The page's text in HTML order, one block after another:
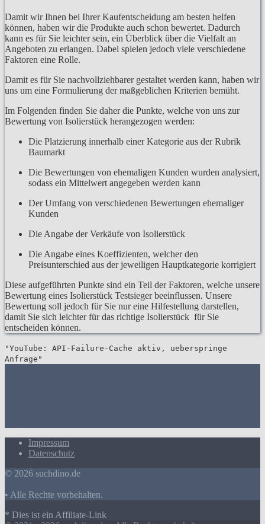
Damit wir Ihnen bei Ihrer Kaufentscheidung am besten helfen
können, haben wir die Produkte auch schon bewertet. Dadurch
kann es für Sie leichter sein, ein Überblick über die Vielfalt an
Angeboten zu erlangen. Dabei spielen jedoch viele verschiedene
Faktoren eine Rolle.
Damit es für Sie nachvollziehbarer gestaltet werden kann, haben wir
uns um eine Formulierung der maßgeblichen Kriterien bemüht.
Im Folgenden finden Sie daher die Punkte, welche von uns zur
Bewertung von Isolierstück herangezogen werden:
Die Platzierung innerhalb einer Kategorie aus der Rubrik
Baumarkt
Die Bewertungen von ehemaligen Kunden wurden analysiert,
sodass ein Mittelwert angegeben werden kann
Der Umfang von verschiedenen Bewertungen ehemaliger
Kunden
Die Angabe der Verkäufe von Isolierstück
Die Angabe eines Koeffizienten, welcher den
Preisunterschied aus der jeweiligen Hauptkategorie korrigiert
Diese aufgeführten Punkte sind ein Teil der Faktoren, welche unsere
Bewertung eines Isolierstück Testsieger beeinflussen. Unsere
Bewertung soll jedoch für Sie nur eine Hilfestellung darstellen,
damit Sie sich leichter für das richtige Isolierstück für Sie
entscheiden können.
"YouTube: API-Failure-Cache aktiv, ueberspringe
Anfrage"
Impressum
Datenschutz
© 2026 suchdino.de
• Alle Rechte vorbehalten.
* Dies ist ein Affiliate-Link